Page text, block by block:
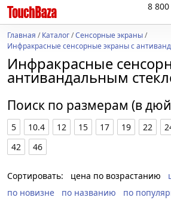
8
Главная /Каталог/Сенсорные экраны/
Инфракрасные сенсорные экраны с
Инфракрасные
антивандальным
Поиск по размерам (в
5 10.4 12 15 17 19 22
42
46
Сортировать: цена по возрастанию
по новизне
по названию по